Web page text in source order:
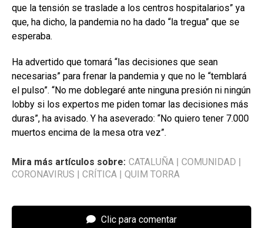
que la tensión se traslade a los centros hospitalarios” ya
que, ha dicho, la pandemia no ha dado “la tregua” que se
esperaba.
Ha advertido que tomará “las decisiones que sean
necesarias” para frenar la pandemia y que no le “temblará
el pulso”. “No me doblegaré ante ninguna presión ni ningún
lobby si los expertos me piden tomar las decisiones más
duras”, ha avisado. Y ha aseverado: “No quiero tener 7.000
muertos encima de la mesa otra vez”.
Mira más artículos sobre: CATALUÑA | COMUNIDAD |
CORONAVIRUS | CRÍTICA | QUIM TORRA
Clic para comentar